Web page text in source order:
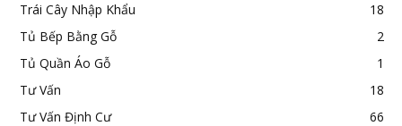
Trái Cây Nhập Khẩu
18
Tủ Bếp Bằng Gỗ
2
Tủ Quần Áo Gỗ
1
Tư Vấn
18
Tư Vấn Định Cư
66